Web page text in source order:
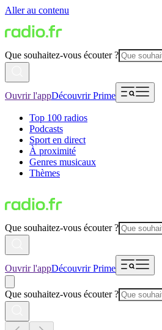
Aller au contenu
Que souhaitez-vous écouter ?
Ouvrir l'appDécouvrir Prime
Top 100 radios
Podcasts
Sport en direct
À proximité
Genres musicaux
Thèmes
Que souhaitez-vous écouter ?
Ouvrir l'appDécouvrir Prime
Que souhaitez-vous écouter ?